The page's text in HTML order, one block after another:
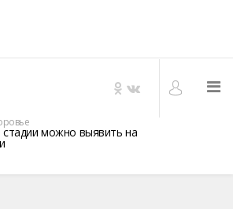
стадии можно выявить на